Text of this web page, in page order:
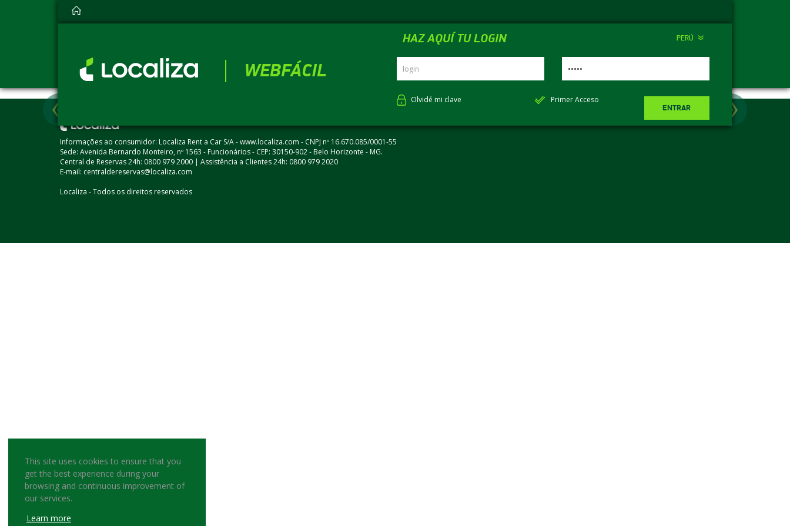
This site uses cookies to ensure that you
get the best experience during your
browsing and continuous improvement of
our services.
Learn more
Acesso ao Webfácil Localiza para Agências de Viagem. Agências e consultores de viagem parceiros da maior rede de aluguel de carros da América Latina.
WEBFÁCIL
HAZ AQUÍ TU LOGIN PERÚ
Olvidé mi clave Primer Acceso
ENTRAR
Informações ao consumidor: Localiza Rent a Car S/A - www.localiza.com - CNPJ nº 16.670.085/0001-55
Sede: Avenida Bernardo Monteiro, nº 1563 - Funcionários - CEP: 30150-902 - Belo Horizonte - MG.
Central de Reservas 24h: 0800 979 2000 | Assistência a Clientes 24h: 0800 979 2020
E-mail: centraldereservas@localiza.com
Localiza - Todos os direitos reservados​